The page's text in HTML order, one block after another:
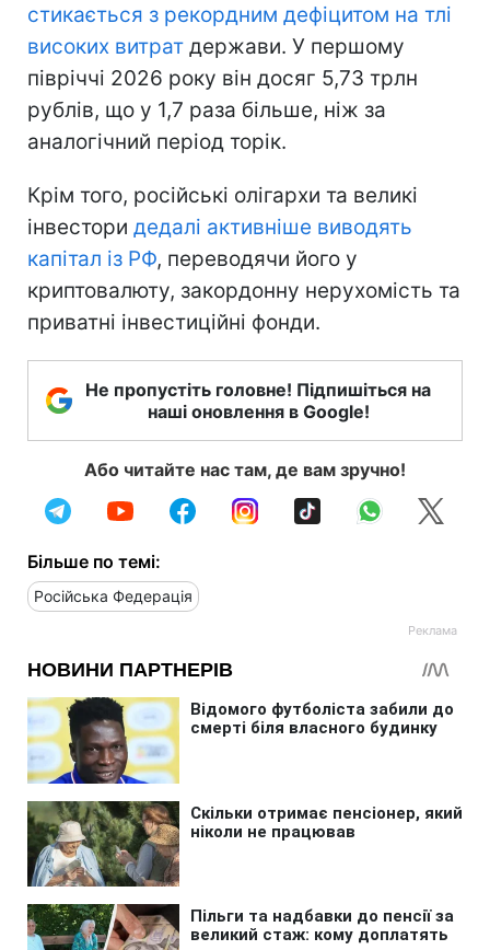
стикається з рекордним дефіцитом на тлі
високих витрат держави. У першому
півріччі 2026 року він досяг 5,73 трлн
рублів, що у 1,7 раза більше, ніж за
аналогічний період торік.
Крім того, російські олігархи та великі
інвестори дедалі активніше виводять
капітал із РФ, переводячи його у
криптовалюту, закордонну нерухомість та
приватні інвестиційні фонди.
Не пропустіть головне! Підпишіться на
наші оновлення в Google!
Або читайте нас там, де вам зручно!
Більше по темі:
Російська Федерація